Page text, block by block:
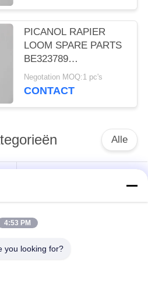
INSTALLATIE van
weefwerkloer
reserveonderdelen
PICANOL RAPIER
LOOM SPARE PARTS
BE323789
MONTAGEMENT
Inbouw van banden
Negotation MOQ:1 pc's
CONTACT
Alle
het Airjetweefgetouw
4:53 PM
you looking for?